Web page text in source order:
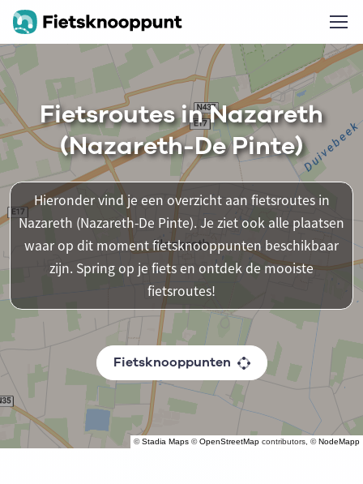
©Stadia Maps ©OpenStreetMap contributors, ©NodeMapp
Fietsroutes in Nazareth
(Nazareth-De Pinte)
Hieronder vind je een overzicht aan fietsroutes in
Nazareth (Nazareth-De Pinte). Je ziet ook alle plaatsen
waar op dit moment fietsknooppunten beschikbaar
zijn. Spring op je fiets en ontdek de mooiste
fietsroutes!
Fietsknooppunten